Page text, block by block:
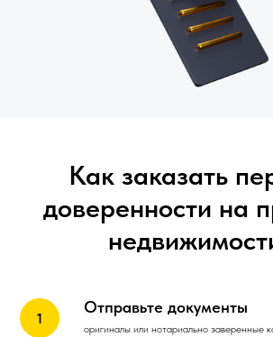
Как заказать
доверенности на
Отправьте документы
оригиналы или нотариально заверенные